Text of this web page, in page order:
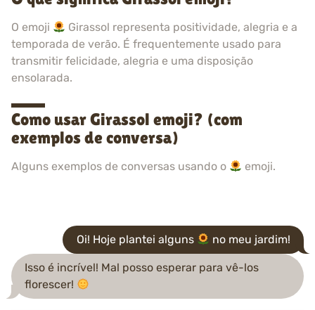
O emoji
Girassol representa positividade, alegria e a
temporada de verão. É frequentemente usado para
transmitir felicidade, alegria e uma disposição
ensolarada.
Como usar Girassol emoji? (com
exemplos de conversa)
Alguns exemplos de conversas usando o emoji.
Oi! Hoje plantei alguns no meu jardim!
Isso é incrível! Mal posso esperar para vê-los
florescer!